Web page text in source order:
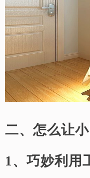
二、怎么让
1、巧妙利用